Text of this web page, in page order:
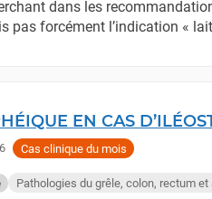
dans les
pas forcément l’indication «
EN CAS
Cas clinique du mois
Pathologies du grêle, colon, rectum et